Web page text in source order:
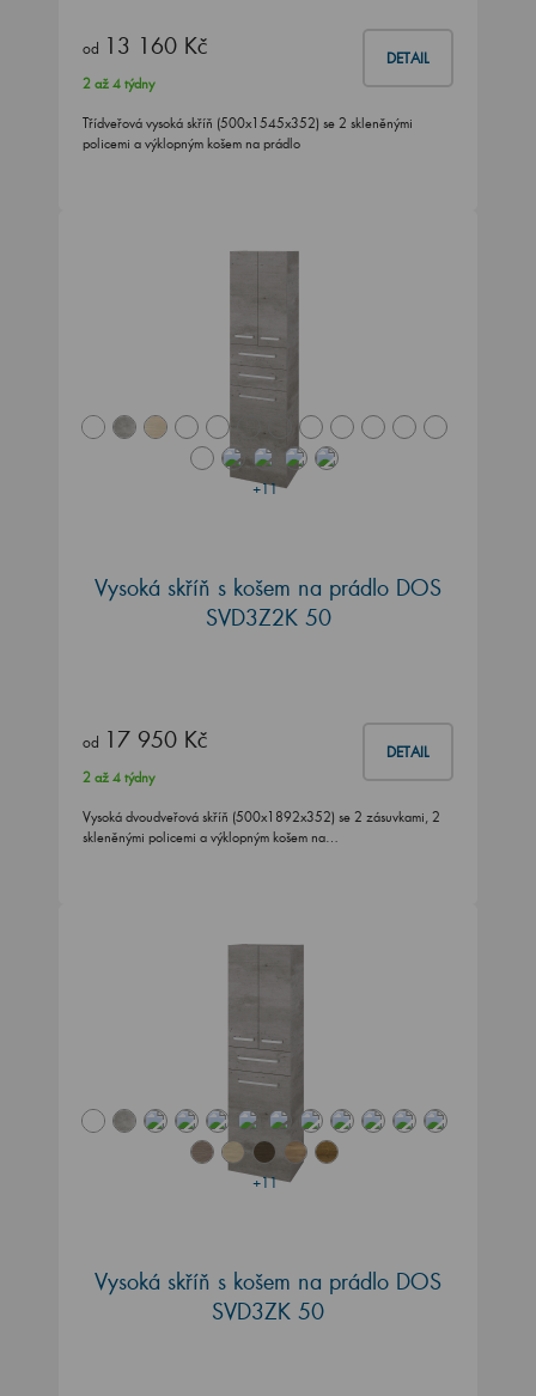
od 13 160 Kč DETAIL
2 až 4 týdny
Třídveřová vysoká skříň (500x1545x352) se 2 skleněnými
policemi a výklopným košem na prádlo
+11
Vysoká skříň s košem na prádlo DOS
SVD3Z2K 50
od 17 950 Kč DETAIL
2 až 4 týdny
Vysoká dvoudveřová skříň (500x1892x352) se 2 zásuvkami, 2
skleněnými policemi a výklopným košem na…
+11
Vysoká skříň s košem na prádlo DOS
SVD3ZK 50